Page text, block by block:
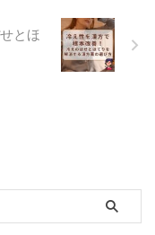
とほ